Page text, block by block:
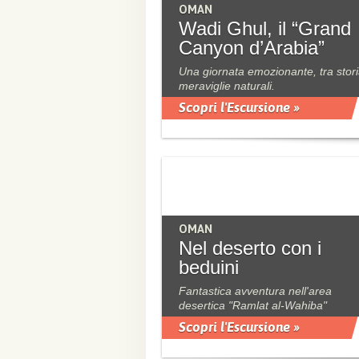
OMAN
Wadi Ghul, il “Grand
Canyon d’Arabia”
Una giornata emozionante, tra
meraviglie naturali.
Scopri l'Escursione »
OMAN
Nel deserto con i
beduini
Fantastica avventura nell'area
desertica "Ramlat al-Wahiba"
Scopri l'Escursione »